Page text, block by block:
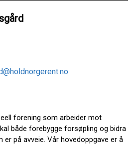
forening som arbeider mot
både forebygge forsøpling og bidra
er på avveie. Vår hovedoppgave er å